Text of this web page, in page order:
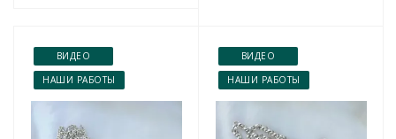
ВИДЕО
НАШИ РАБОТЫ
ВИДЕО
НАШИ РАБОТЫ